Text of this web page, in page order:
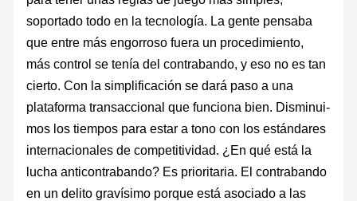
soportado todo en la tecnología. La gente pensaba
que entre más engorroso fuera un procedimiento,
más control se tenía del contrabando, y eso no es tan
cierto. Con la simplificación se dará paso a una
plataforma transaccional que funciona bien. Disminui­
mos los tiempos para estar a tono con los es­tándares
internacionales de competitividad. ¿En qué está la
lucha anticontrabando? Es prioritaria. El contrabando
en un delito gravísimo porque está asociado a las